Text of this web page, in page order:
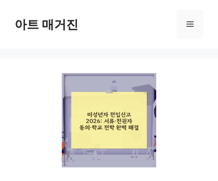
아트 매거진 메